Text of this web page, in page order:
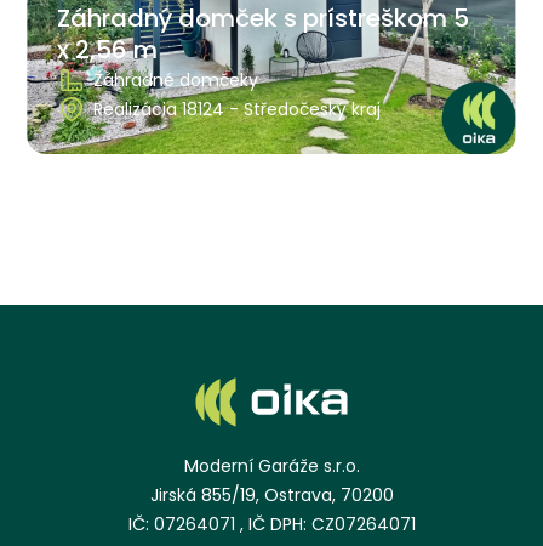
Záhradný domček s prístreškom 5
x 2,56 m
Záhradné domčeky
Realizácia 18124 - Středočeský kraj
Moderní Garáže s.r.o.
Jirská 855/19, Ostrava, 70200
IČ: 07264071 , IČ DPH: CZ07264071